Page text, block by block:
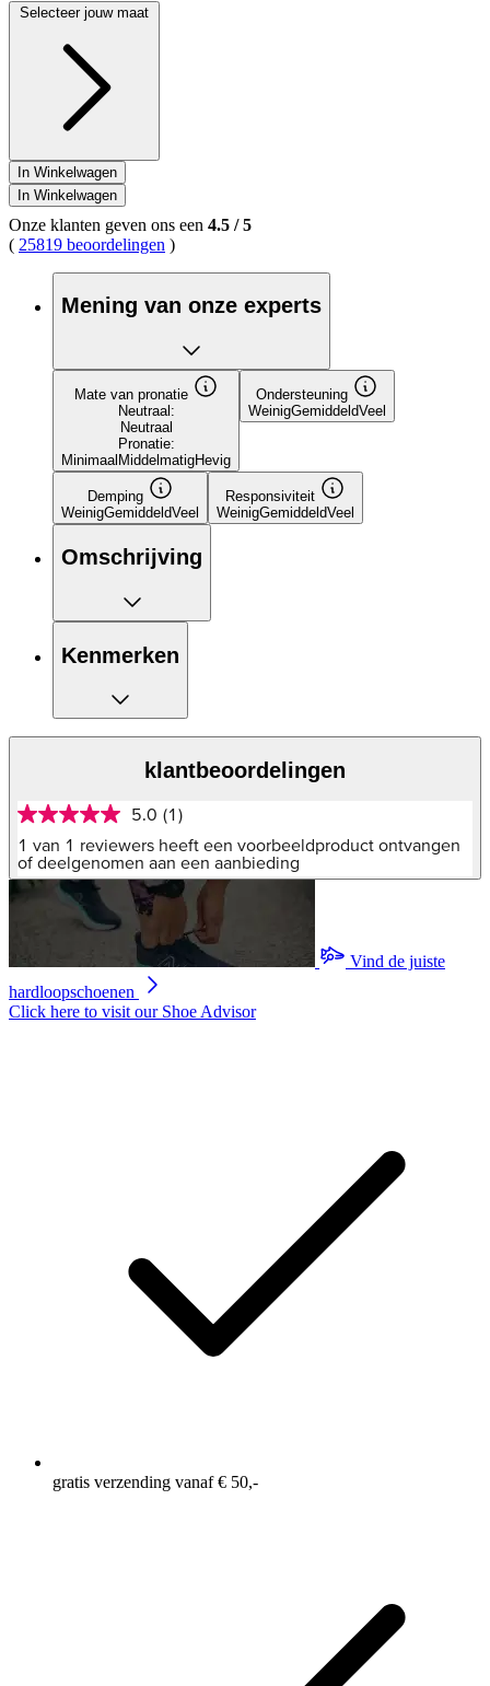
Selecteer jouw maat
In Winkelwagen
In Winkelwagen
Onze klanten geven ons een 4.5 /5
( 25819 beoordelingen )
Mening van onze experts
Mate van pronatie
Neutraal:
Neutraal
Pronatie:
MinimaalMiddelmatigHevig
Ondersteuning
WeinigGemiddeldVeel
Demping
WeinigGemiddeldVeel
Responsiviteit
WeinigGemiddeldVeel
Omschrijving
Kenmerken
klantbeoordelingen
5.0
van
5
sterren,
gemiddelde
scorewaarde.
Review.
paginalink.
5.0 (1)
1 van 1 reviewers heeft een voorbeeldproduct ontvangen
of deelgenomen aan een aanbieding
Vind de juiste
hardloopschoenen
Click here to visit our Shoe Advisor
gratis verzending vanaf € 50,-